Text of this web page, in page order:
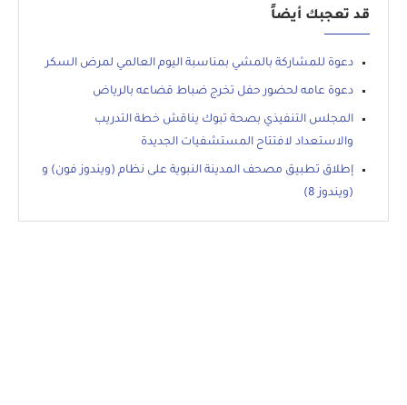
قد تعجبك أيضاً
دعوة للمشاركة بالمشي بمناسبة اليوم العالمي لمرض السكر
دعوة عامه لحضور حفل تخرج ضباط قضاعه بالرياض
المجلس التنفيذي بصحة تبوك يناقش خطة التدريب
والاستعداد لافتتاح المستشفيات الجديدة
إطلاق تطبيق مصحف المدينة النبوية على نظام (ويندوز فون) و
(ويندوز 8)